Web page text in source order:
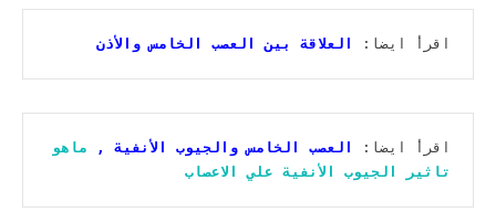
اقرأ ايضا: العلاقة بين العصب الخامس والأذن
اقرأ ايضا: العصب الخامس والجيوب الأنفية ,
تاثير الجيوب الأنفية علي الاعصاب